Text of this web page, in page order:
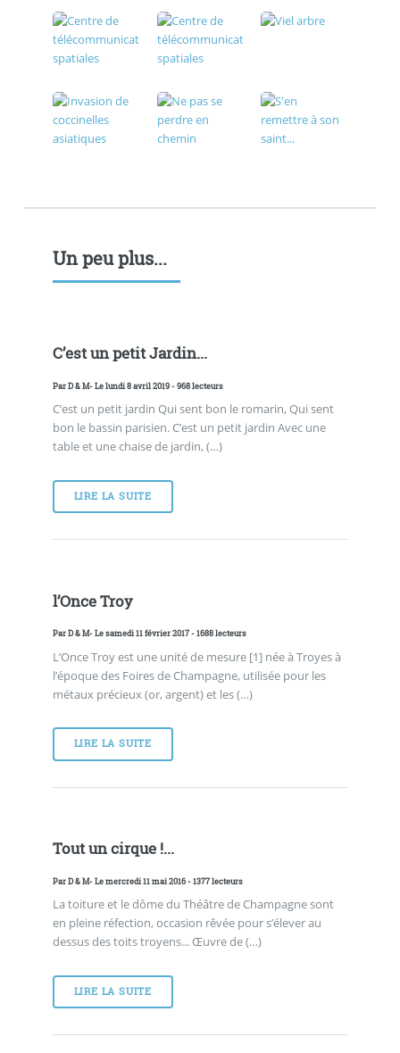
Un peu plus...
C’est un petit Jardin...
ParD & M- Le lundi 8 avril 2019 - 968 lecteurs
C’est un petit jardin Qui sent bon le romarin, Qui sent
bon le bassin parisien. C’est un petit jardin Avec une
table et une chaise de jardin, (…)
LIRE LA SUITE
l’Once Troy
ParD & M- Le samedi 11 février 2017 - 1688 lecteurs
L’Once Troy est une unité de mesure [1] née à Troyes à
l’époque des Foires de Champagne, utilisée pour les
métaux précieux (or, argent) et les (…)
LIRE LA SUITE
Tout un cirque !...
ParD & M- Le mercredi 11 mai 2016 - 1377 lecteurs
La toiture et le dôme du Théâtre de Champagne sont
en pleine réfection, occasion rêvée pour s’élever au
dessus des toits troyens... Œuvre de (…)
LIRE LA SUITE